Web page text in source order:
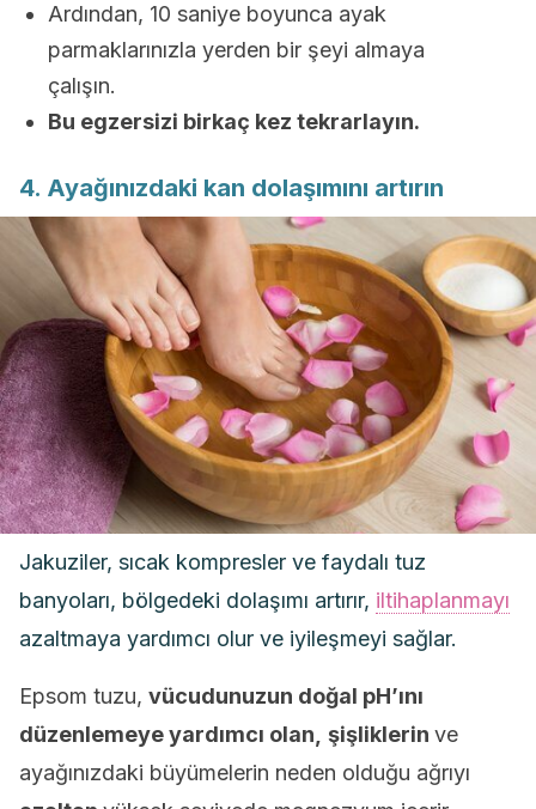
Ardından, 10 saniye boyunca ayak
parmaklarınızla yerden bir şeyi almaya
çalışın.
Bu egzersizi birkaç kez tekrarlayın.
4. Ayağınızdaki kan dolaşımını artırın
Jakuziler, sıcak kompresler ve faydalı tuz
banyoları, bölgedeki dolaşımı artırır, iltihaplanmayı
azaltmaya yardımcı olur ve iyileşmeyi sağlar.
Epsom tuzu, vücudunuzun doğal pH’ını
düzenlemeye yardımcı olan, şişliklerin ve
ayağınızdaki büyümelerin neden olduğu ağrıyı